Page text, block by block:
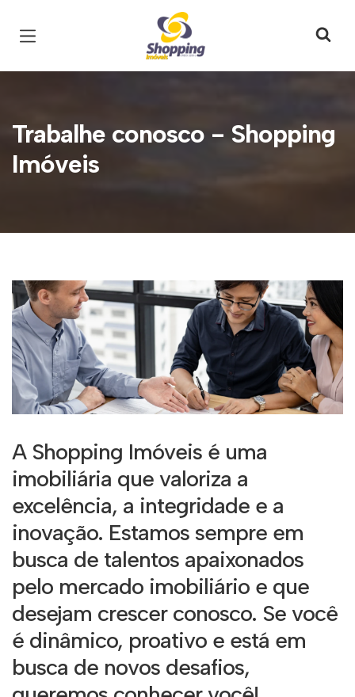
Página inicial
Trabalhe conosco - Shopping
Imóveis
A Shopping Imóveis é uma
imobiliária que valoriza a
excelência, a integridade e a
inovação. Estamos sempre em
busca de talentos apaixonados
pelo mercado imobiliário e que
desejam crescer conosco. Se você
é dinâmico, proativo e está em
busca de novos desafios,